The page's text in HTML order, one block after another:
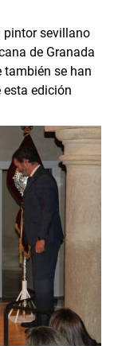
pintor sevillano
de Granada
también se han
esta edición